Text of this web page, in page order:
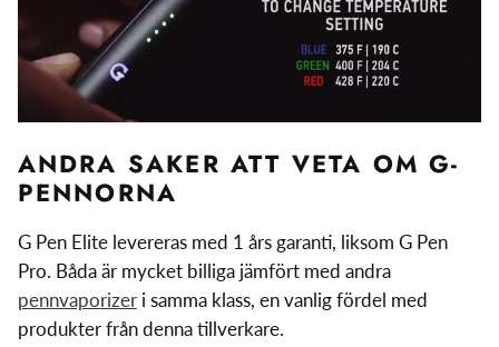
ANDRA SAKER ATT VETA OM G-
PENNORNA
G Pen Elite levereras med 1 års garanti, liksom G Pen
Pro. Båda är mycket billiga jämfört med andra
pennvaporizeri samma klass, en vanlig fördel med
produkter från denna tillverkare.